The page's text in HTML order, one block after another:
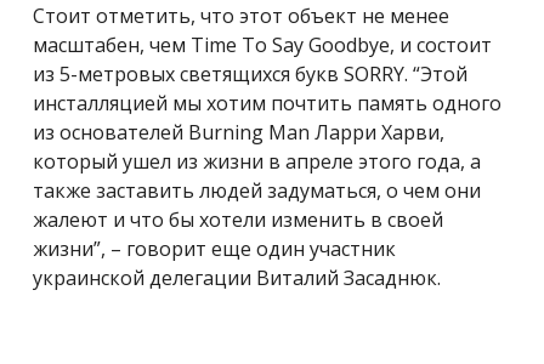
Стоит отметить, что этот объект не менее
масштабен, чем Time To Say Goodbye, и состоит
из 5-метровых светящихся букв SORRY. “Этой
инсталляцией мы хотим почтить память одного
из основателей Burning Man Ларри Харви,
который ушел из жизни в апреле этого года, а
также заставить людей задуматься, о чем они
жалеют и что бы хотели изменить в своей
жизни”, – говорит еще один участник
украинской делегации Виталий Засаднюк.